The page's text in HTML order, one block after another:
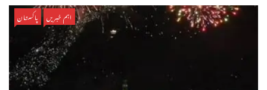
اہم خبریں پاکستان